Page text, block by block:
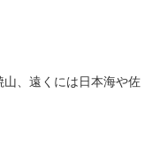
、遠くには日本海や佐